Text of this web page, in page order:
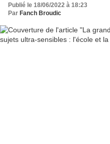
Publié le 18/06/2022 à 18:23
Par Fanch Broudic